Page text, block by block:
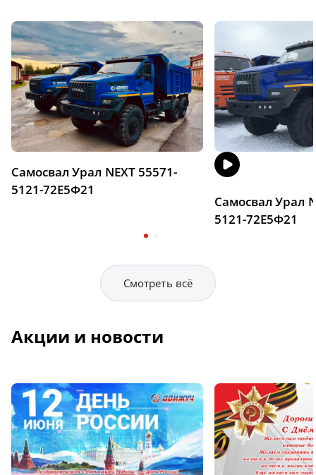
Самосвал Урал NEXT 55571-
5121-72Е5Ф21
Самосвал Урал
5121-72Е5Ф21
Смотреть всё
Акции и новости